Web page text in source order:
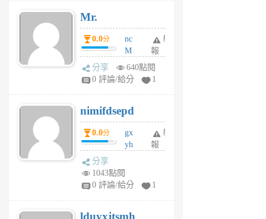
Mr.
0.0分
nc
M
U
F
U
5
個
月
舉
報
分享
640點閱
0 評論/給分
1
nimifdsepd
0.0分
gx
yh
jl
月
舉
報
分享
1043點閱
0 評論/給分
1